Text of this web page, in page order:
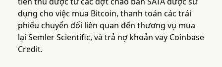
dụng cho việc mua Bitcoin, thanh toán các trái
phiếu chuyển đổi liên quan đến thương vụ mua
lại Semler Scientific, và trả nợ khoản vay Coinbase
Credit.